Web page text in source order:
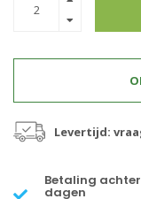
Levertijd:
Betaling
dagen